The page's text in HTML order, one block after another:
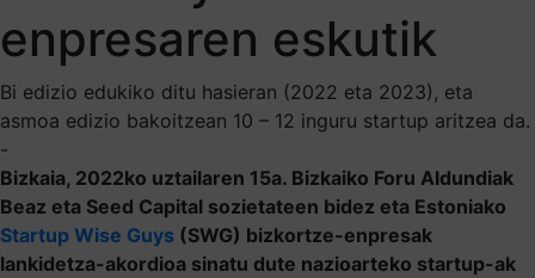
enpresaren eskutik
Bi edizio edukiko ditu hasieran (2022 eta 2023), eta
asmoa edizio bakoitzean 10 – 12 inguru startup aritzea da.
-
Bizkaia, 2022ko uztailaren 15a. Bizkaiko Foru Aldundiak
Beaz eta Seed Capital sozietateen bidez eta Estoniako
Startup Wise Guys (SWG) bizkortze-enpresak
lankidetza-akordioa sinatu dute nazioarteko startup-ak